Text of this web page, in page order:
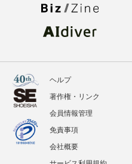
ヘルプ
著作権・リンク
会員情報管理
免責事項
会社概要